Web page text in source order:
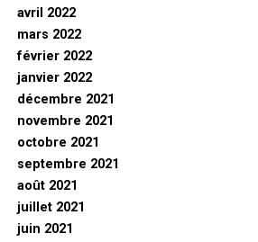
avril 2022
mars 2022
février 2022
janvier 2022
décembre 2021
novembre 2021
octobre 2021
septembre 2021
août 2021
juillet 2021
juin 2021